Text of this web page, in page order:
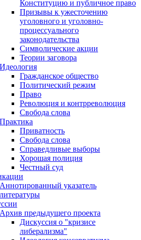
Конституцию и публичное право
Призывы к ужесточению
уголовного и уголовно-
процессуального
законодательства
Символические акции
Теории заговора
Идеология
Гражданское общество
Политический режим
Право
Революция и контрреволюция
Свобода слова
Практика
Приватность
Свобода слова
Справедливые выборы
Хорошая полиция
Честный суд
Аннотированный указатель
литературы
Архив предыдущего проекта
Дискуссия о "кризисе
либерализма"